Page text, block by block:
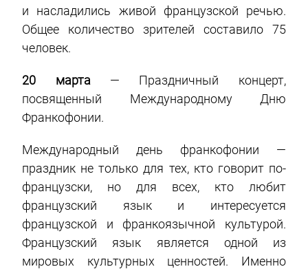
и насладились живой французской речью.
Общее количество зрителей составило 75
человек.
20 марта — Праздничный концерт,
посвященный Международному Дню
Франкофонии.
Международный день франкофонии —
праздник не только для тех, кто говорит по-
французски, но для всех, кто любит
французский язык и интересуется
французской и франкоязычной культурой.
Французский язык является одной из
мировых культурных ценностей. Именно